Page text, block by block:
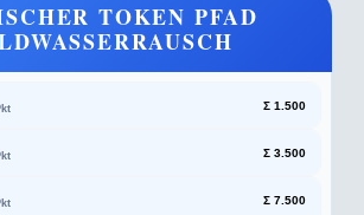
TOKEN PFAD
Σ 1.500
Σ 3.500
Σ 7.500